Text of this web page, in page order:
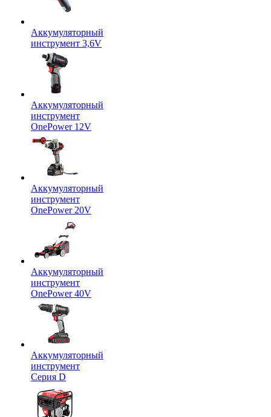
Аккумуляторный
инструмент 3,6V
Аккумуляторный
инструмент
OnePower 12V
Аккумуляторный
инструмент
OnePower 20V
Аккумуляторный
инструмент
OnePower 40V
Аккумуляторный
инструмент
Серия D